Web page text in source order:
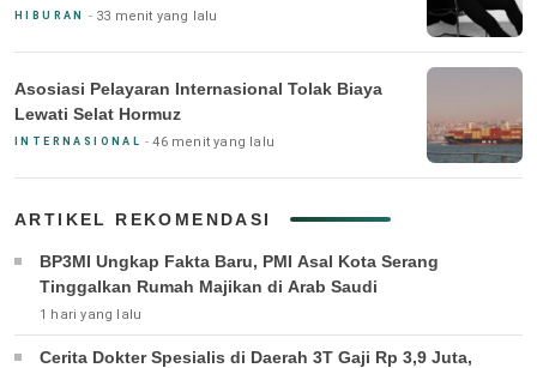
HIBURAN 33 menit yang lalu
Asosiasi Pelayaran Internasional Tolak Biaya
Lewati Selat Hormuz
INTERNASIONAL 46 menit yang lalu
ARTIKEL REKOMENDASI
BP3MI Ungkap Fakta Baru, PMI Asal Kota Serang
Tinggalkan Rumah Majikan di Arab Saudi
1 hari yang lalu
Cerita Dokter Spesialis di Daerah 3T Gaji Rp 3,9 Juta,